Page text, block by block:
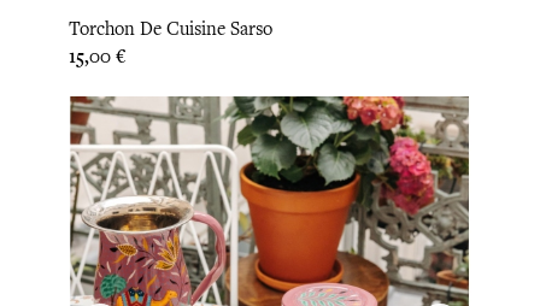
Torchon De Cuisine Sarso
Prix
15,00 €